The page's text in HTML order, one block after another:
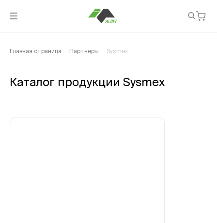
Главная страница Партнеры Sysmex
Каталог продукции Sysmex